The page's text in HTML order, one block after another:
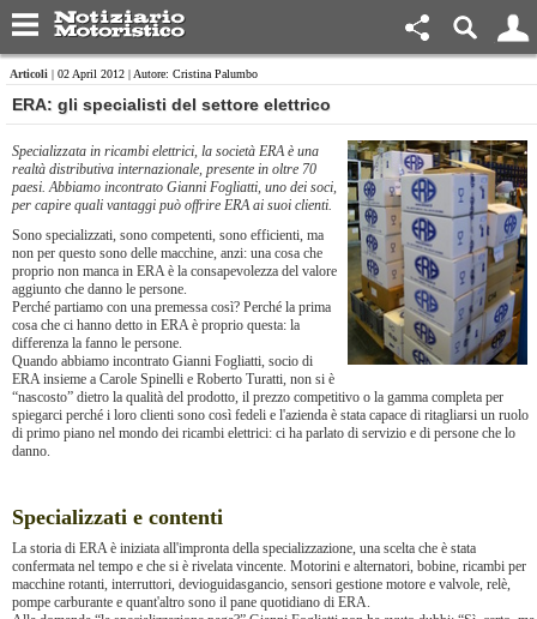
Articoli | 02 April 2012 | Autore: Cristina Palumbo
ERA: gli specialisti del settore elettrico
Specializzata in ricambi elettrici, la società ERA è una
realtà distributiva internazionale, presente in oltre 70
paesi. Abbiamo incontrato Gianni Fogliatti, uno dei soci,
per capire quali vantaggi può offrire ERA ai suoi clienti.
Sono specializzati, sono competenti, sono efficienti, ma
non per questo sono delle macchine, anzi: una cosa che
proprio non manca in ERA è la consapevolezza del valore
aggiunto che danno le persone.
Perché partiamo con una premessa così? Perché la prima
cosa che ci hanno detto in ERA è proprio questa: la
differenza la fanno le persone.
Quando abbiamo incontrato Gianni Fogliatti, socio di
ERA insieme a Carole Spinelli e Roberto Turatti, non si è
“nascosto” dietro la qualità del prodotto, il prezzo competitivo o la gamma completa per
spiegarci perché i loro clienti sono così fedeli e l'azienda è stata capace di ritagliarsi un ruolo
di primo piano nel mondo dei ricambi elettrici: ci ha parlato di servizio e di persone che lo
danno.
Specializzati e contenti
La storia di ERA è iniziata all'impronta della specializzazione, una scelta che è stata
confermata nel tempo e che si è rivelata vincente. Motorini e alternatori, bobine, ricambi per
macchine rotanti, interruttori, devioguidasgancio, sensori gestione motore e valvole, relè,
pompe carburante e quant'altro sono il pane quotidiano di ERA.